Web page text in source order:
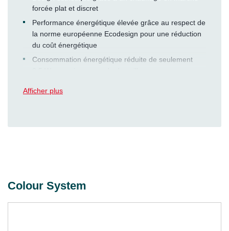
forcée plat et discret
Performance énergétique élevée grâce au respect de
la norme européenne Ecodesign pour une réduction
du coût énergétique
Consommation énergétique réduite de seulement
Appareil de commande simple d’utilisation pour une
commande pour montage mural ou dans une fixation
Afficher plus
Colour System